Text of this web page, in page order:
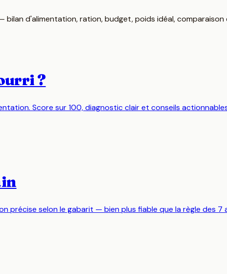
d'alimentation, ration, budget, poids idéal,
?
Score sur 100, diagnostic clair et conseils
précise selon le gabarit — bien plus fiable que la règle des 7